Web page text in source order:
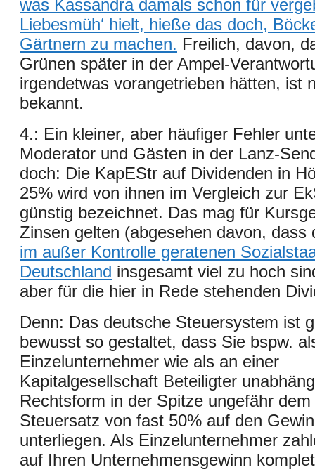
was Kassandra damals schon für
Liebesmüh‘ hielt, hieße das doch,
Gärtnern zu machen. Freilich, davon,
Grünen später in der Ampel-
irgendetwas vorangetrieben hätten, ist
bekannt.
4.: Ein kleiner, aber häufiger Fehler
Moderator und Gästen in der Lanz-
doch: Die KapEStr auf Dividenden in
25% wird von ihnen im Vergleich zur
günstig bezeichnet. Das mag für
Zinsen gelten (abgesehen davon, dass
im außer Kontrolle geratenen
Deutschland insgesamt viel zu hoch
aber für die hier in Rede stehenden
Denn: Das deutsche Steuersystem ist
bewusst so gestaltet, dass Sie bspw.
Einzelunternehmer wie als an einer
Kapitalgesellschaft Beteiligter
Rechtsform in der Spitze ungefähr
Steuersatz von fast 50% auf den
unterliegen. Als Einzelunternehmer
auf Ihren Unternehmensgewinn